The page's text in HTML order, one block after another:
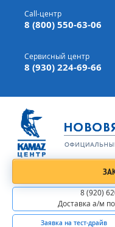
г. Вязники,ул.
Доставка а/м,по всей
Call-центр
8 (800) 550-63-06
Сервисный центр
8 (930) 224-69-66
8 (920)
Доставка а/м
Заявка на тест-драйв